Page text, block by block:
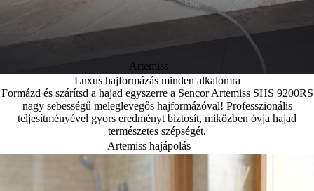
Artemiss
Luxus hajformázás minden alkalomra
Formázd és szárítsd a hajad egyszerre a Sencor Artemiss SHS 9200RS
nagy sebességű meleglevegős hajformázóval! Professzionális
teljesítményével gyors eredményt biztosít, miközben óvja hajad
természetes szépségét.
Artemiss hajápolás